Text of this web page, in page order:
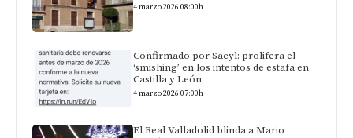
4 marzo 2026 08:00h
Confirmado por Sacyl: prolifera el
‘smishing’ en los intentos de estafa en
Castilla y León
4 marzo 2026 07:00h
El Real Valladolid blinda a Mario